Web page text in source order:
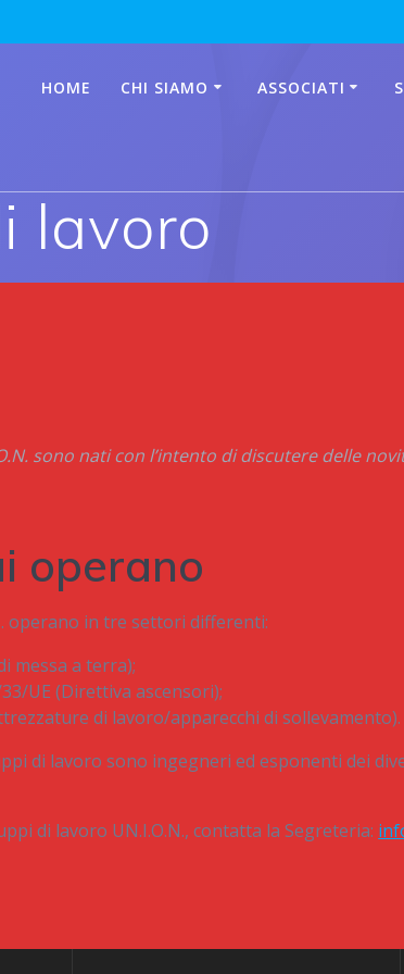
HOME CHI SIAMO ASSOCIATI
lavoro
sono nati con l’intento di discutere delle
operano
operano in tre settori differenti:
messa a terra);
UE (Direttiva ascensori);
di lavoro/apparecchi di sollevamento).
di lavoro sono ingegneri ed esponenti dei
di lavoro UN.I.O.N., contatta la Segreteria: